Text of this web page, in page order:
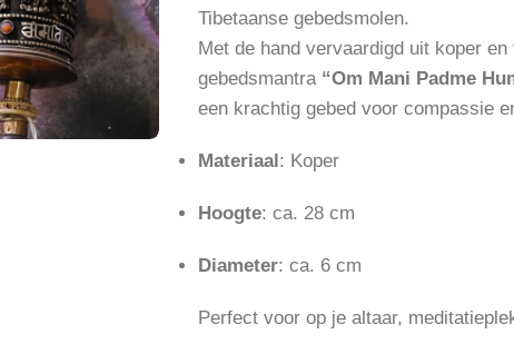
Tibetaanse gebedsmolen.
Met de hand vervaardigd uit koper
gebedsmantra “Om Mani Padme
een krachtig gebed voor compassie
Materiaal: Koper
Hoogte: ca. 28 cm
Diameter: ca. 6 cm
Perfect voor op je altaar,